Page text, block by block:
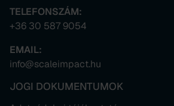
TELEFONSZÁM:
+36 30 587 9054
EMAIL:
info@scaleimpact.hu
JOGI DOKUMENTUMOK